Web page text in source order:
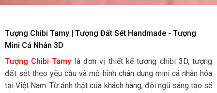
Tượng Chibi Tamy | Tượng Đất Sét Handmade - Tượng
Mini Cá Nhân 3D
Tượng Chibi Tamy là đơn vị thiết kế tượng chibi 3D, tượng
đất sét theo yêu cầu và mô hình chân dung mini cá nhân hóa
tại Việt Nam. Từ ảnh thật của khách hàng, đội ngũ sáng tạo sẽ